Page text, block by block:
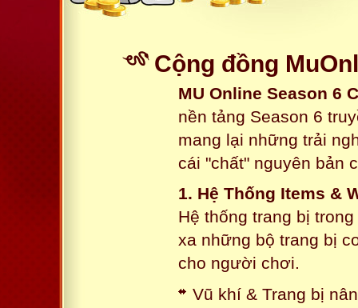
Cộng đồng
MU Online Season 6
nền tảng Season 6
mang lại những trải
cái "chất" nguyên bản
1. Hệ Thống Items &
Hệ thống trang bị
xa những bộ trang bị
cho người chơi.
Vũ khí & Trang bị